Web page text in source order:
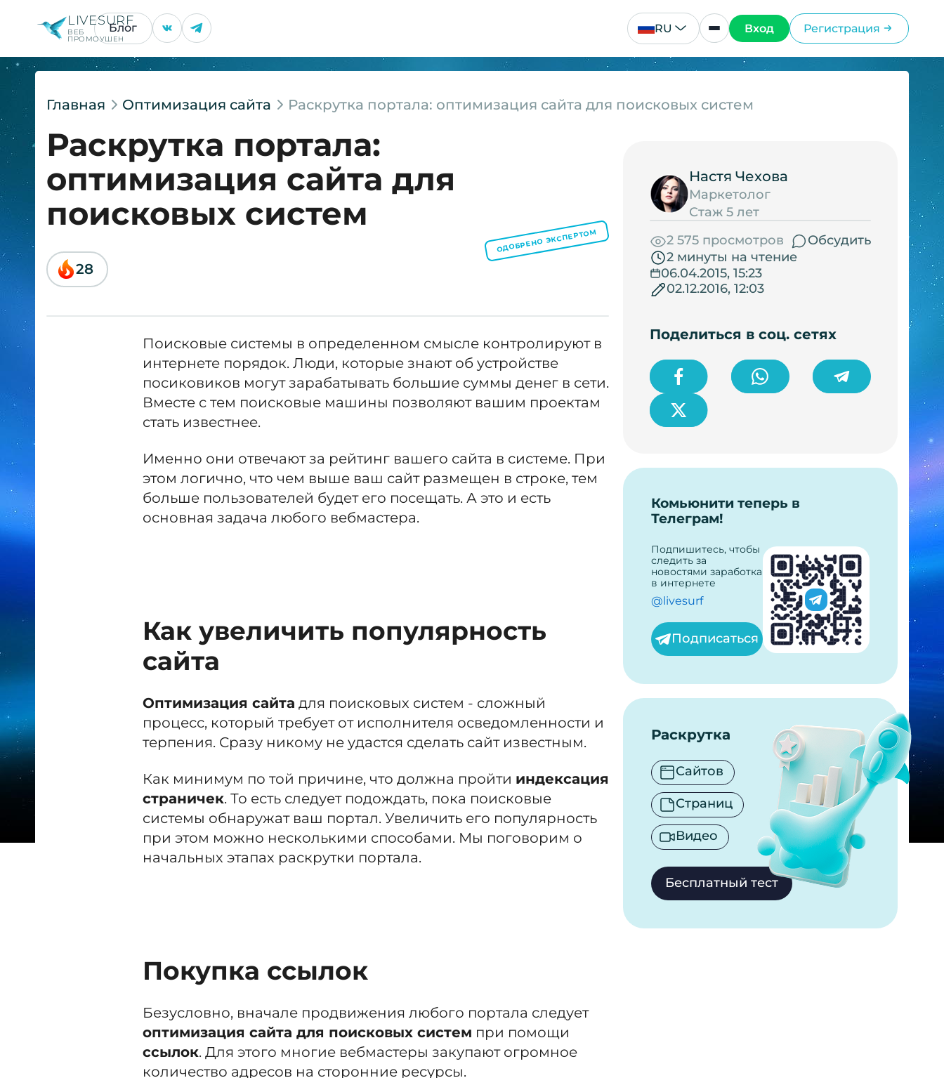
LIVESURF
ВЕБ
ПРОМОУШЕН
Блог RU Вход Регистрация
Главная Оптимизация сайта Раскрутка портала: оптимизация сайта для поисковых систем
Раскрутка портала:
оптимизация сайта для
поисковых систем
ОДОБРЕНО ЭКСПЕРТОМ
28
Поисковые системы в определенном смысле контролируют в
интернете порядок. Люди, которые знают об устройстве
посиковиков могут зарабатывать большие суммы денег в сети.
Вместе с тем поисковые машины позволяют вашим проектам
стать известнее.
Именно они отвечают за рейтинг вашего сайта в системе. При
этом логично, что чем выше ваш сайт размещен в строке, тем
больше пользователей будет его посещать. А это и есть
основная задача любого вебмастера.
Как увеличить популярность
сайта
Оптимизация сайта для поисковых систем - сложный
процесс, который требует от исполнителя осведомленности и
терпения. Сразу никому не удастся сделать сайт известным.
Как минимум по той причине, что должна пройти индексация
страничек. То есть следует подождать, пока поисковые
системы обнаружат ваш портал. Увеличить его популярность
при этом можно несколькими способами. Мы поговорим о
начальных этапах раскрутки портала.
Покупка ссылок
Безусловно, вначале продвижения любого портала следует
оптимизация сайта для поисковых систем при помощи
ссылок. Для этого многие вебмастеры закупают огромное
количество адресов на сторонние ресурсы.
Настя Чехова
Маркетолог
Стаж 5 лет
2 575 просмотров
Обсудить
2 минуты на чтение
06.04.2015, 15:23
02.12.2016, 12:03
Поделиться в соц. сетях
Комьюнити теперь в
Телеграм!
Подпишитесь, чтобы
следить за
новостями заработка
в интернете
@livesurf
Подписаться
Раскрутка
Сайтов
Страниц
Видео
Бесплатный тест